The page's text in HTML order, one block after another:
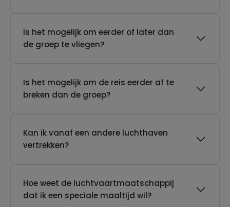
Is het mogelijk om eerder of later dan
de groep te vliegen?
Is het mogelijk om de reis eerder af te
breken dan de groep?
Kan ik vanaf een andere luchthaven
vertrekken?
Hoe weet de luchtvaartmaatschappij
dat ik een speciale maaltijd wil?